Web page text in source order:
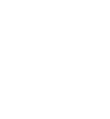
entre